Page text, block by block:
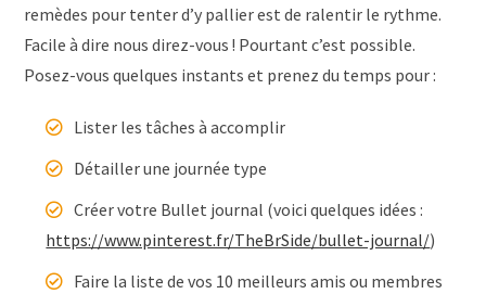
remèdes pour tenter d’y pallier est de ralentir le rythme.
Facile à dire nous direz-vous ! Pourtant c’est possible.
Posez-vous quelques instants et prenez du temps pour :
Lister les tâches à accomplir
Détailler une journée type
Créer votre Bullet journal (voici quelques idées :
https://www.pinterest.fr/TheBrSide/bullet-journal/)
Faire la liste de vos 10 meilleurs amis ou membres